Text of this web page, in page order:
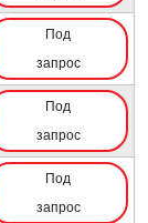
Под
запрос
Под
запрос
Под
запрос